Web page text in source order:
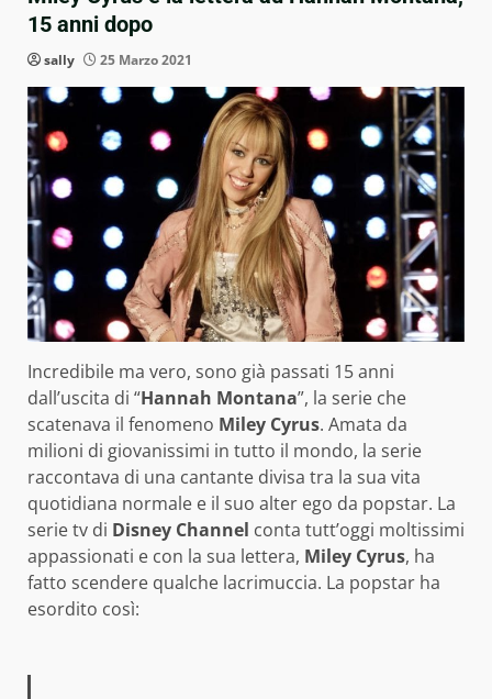
15 anni dopo
sally 25 Marzo 2021
Incredibile ma vero, sono già passati 15 anni
dall’uscita di “Hannah Montana”, la serie che
scatenava il fenomeno Miley Cyrus. Amata da
milioni di giovanissimi in tutto il mondo, la serie
raccontava di una cantante divisa tra la sua vita
quotidiana normale e il suo alter ego da popstar. La
serie tv di Disney Channel conta tutt’oggi moltissimi
appassionati e con la sua lettera, Miley Cyrus, ha
fatto scendere qualche lacrimuccia. La popstar ha
esordito così: